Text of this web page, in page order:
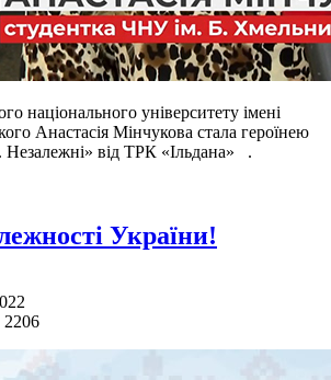
національного університету імені
Анастасія Мінчукова стала героїнею
Незалежні» від ТРК «Ільдана» .
України!
2206